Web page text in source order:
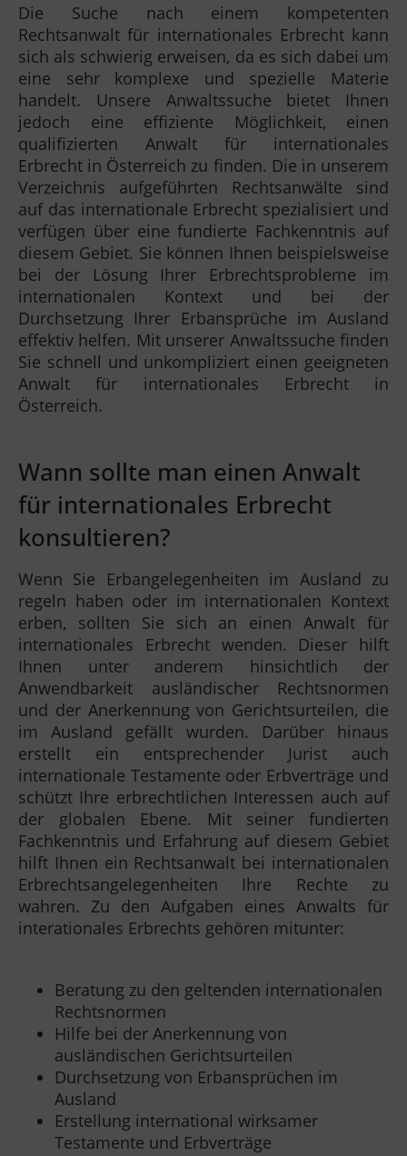
Die Suche nach einem kompetenten
Rechtsanwalt für internationales Erbrecht kann
sich als schwierig erweisen, da es sich dabei um
eine sehr komplexe und spezielle Materie
handelt. Unsere Anwaltssuche bietet Ihnen
jedoch eine effiziente Möglichkeit, einen
qualifizierten Anwalt für internationales
Erbrecht in Österreich zu finden. Die in unserem
Verzeichnis aufgeführten Rechtsanwälte sind
auf das internationale Erbrecht spezialisiert und
verfügen über eine fundierte Fachkenntnis auf
diesem Gebiet. Sie können Ihnen beispielsweise
bei der Lösung Ihrer Erbrechtsprobleme im
internationalen Kontext und bei der
Durchsetzung Ihrer Erbansprüche im Ausland
effektiv helfen. Mit unserer Anwaltssuche finden
Sie schnell und unkompliziert einen geeigneten
Anwalt für internationales Erbrecht in
Österreich.
Wann sollte man einen Anwalt
für internationales Erbrecht
konsultieren?
Wenn Sie Erbangelegenheiten im Ausland zu
regeln haben oder im internationalen Kontext
erben, sollten Sie sich an einen Anwalt für
internationales Erbrecht wenden. Dieser hilft
Ihnen unter anderem hinsichtlich der
Anwendbarkeit ausländischer Rechtsnormen
und der Anerkennung von Gerichtsurteilen, die
im Ausland gefällt wurden. Darüber hinaus
erstellt ein entsprechender Jurist auch
internationale Testamente oder Erbverträge und
schützt Ihre erbrechtlichen Interessen auch auf
der globalen Ebene. Mit seiner fundierten
Fachkenntnis und Erfahrung auf diesem Gebiet
hilft Ihnen ein Rechtsanwalt bei internationalen
Erbrechtsangelegenheiten Ihre Rechte zu
wahren. Zu den Aufgaben eines Anwalts für
interationales Erbrechts gehören mitunter:
Beratung zu den geltenden internationalen
Rechtsnormen
Hilfe bei der Anerkennung von
ausländischen Gerichtsurteilen
Durchsetzung von Erbansprüchen im
Ausland
Erstellung international wirksamer
Testamente und Erbverträge